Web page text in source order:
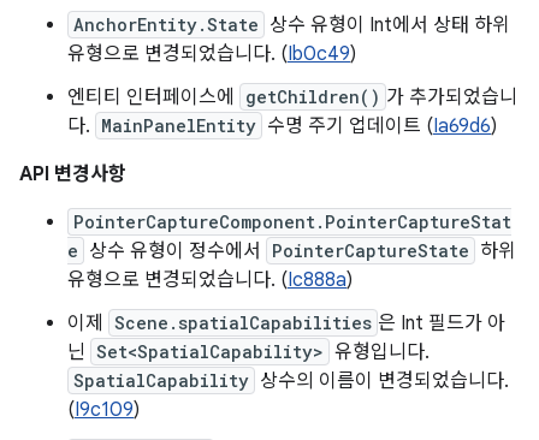
AnchorEntity.State 상수 유형이 Int에서 상태 하위
유형으로 변경되었습니다. (Ib0c49)
엔티티 인터페이스에
getChildren() 가 추가되었습니
다. MainPanelEntity 수명 주기 업데이트 (Ia69d6)
API 변경사항
PointerCaptureComponent.PointerCaptureStat
e 상수 유형이 정수에서 PointerCaptureState 하위
유형으로 변경되었습니다. (Ic888a)
이제
Scene.spatialCapabilities 은 Int 필드가 아
닌 Set<SpatialCapability> 유형입니다.
SpatialCapability 상수의 이름이 변경되었습니다.
(I9c109)